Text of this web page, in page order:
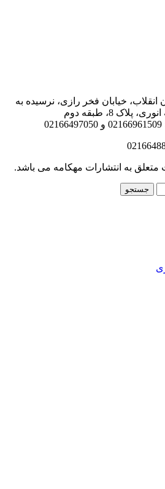
انقلاب، خیابان فخر رازی، نرسیده به
8، طبقه دوم
02166961509 و 02166497050
به انتشارات مهکامه می باشد.
جستجو